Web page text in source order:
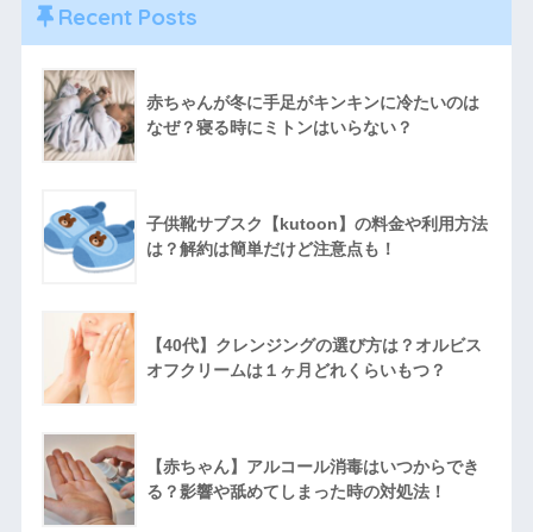
Recent Posts
赤ちゃんが冬に手足がキンキンに冷たいのは
なぜ？寝る時にミトンはいらない？
子供靴サブスク【kutoon】の料金や利用方法
は？解約は簡単だけど注意点も！
【40代】クレンジングの選び方は？オルビス
オフクリームは１ヶ月どれくらいもつ？
【赤ちゃん】アルコール消毒はいつからでき
る？影響や舐めてしまった時の対処法！